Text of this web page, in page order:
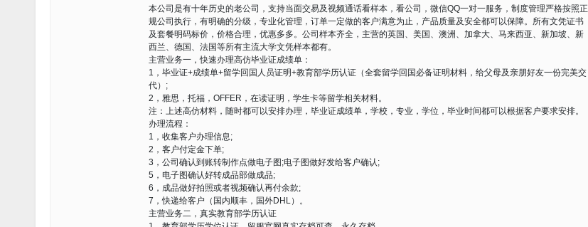
本公司是有十年历史的老公司，支持当面交易及视频通话看样本，看公司，微信QQ一对一服务，制度管理严格按照正
规公司执行，有明确的分级，专业化管理，订单一定做的客户满意为止，产品质量及安全都可以保障。所有文凭证书
及套餐明码标价，价格合理，优惠多多。公司样本齐全，主营的英国、美国、澳洲、加拿大、马来西亚、新加坡、新
西兰、德国、法国等所有主流大学文凭样本都有。
主营业务一，快速办理高仿毕业证成绩单：
1，毕业证+成绩单+留学回国人员证明+教育部学历认证（全套留学回国必备证明材料，给父母及亲朋好友一份完美交
代）;
2，雅思，托福，OFFER，在读证明，学生卡等留学相关材料。
注：上述高仿材料，随时都可以安排办理，毕业证成绩单，学校，专业，学位，毕业时间都可以根据客户要求安排。
办理流程：
1，收集客户办理信息;
2，客户付定金下单;
3，公司确认到账转制作点做电子图;电子图做好发给客户确认;
5，电子图确认好转成品部做成品;
6，成品做好拍照或者视频确认再付余款;
7，快递给客户（国内顺丰，国外DHL）。
主营业务二，真实教育部学历认证